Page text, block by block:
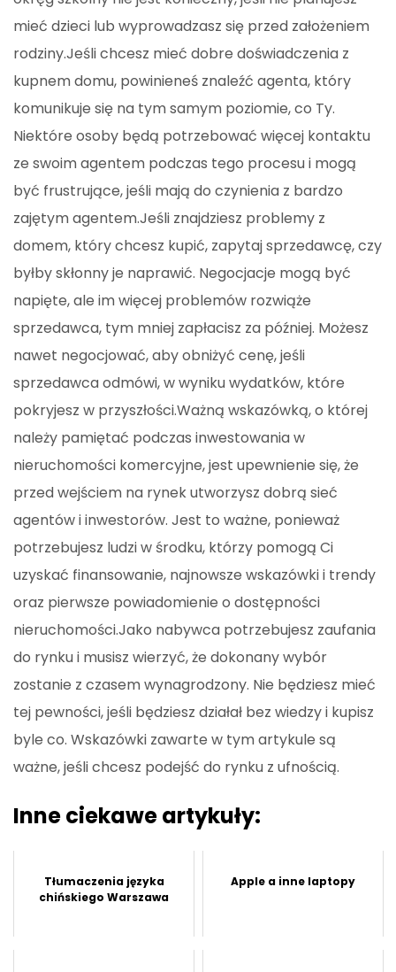
mieć dzieci lub wyprowadzasz się przed założeniem
rodziny.Jeśli chcesz mieć dobre doświadczenia z
kupnem domu, powinieneś znaleźć agenta, który
komunikuje się na tym samym poziomie, co Ty.
Niektóre osoby będą potrzebować więcej kontaktu
ze swoim agentem podczas tego procesu i mogą
być frustrujące, jeśli mają do czynienia z bardzo
zajętym agentem.Jeśli znajdziesz problemy z
domem, który chcesz kupić, zapytaj sprzedawcę, czy
byłby skłonny je naprawić. Negocjacje mogą być
napięte, ale im więcej problemów rozwiąże
sprzedawca, tym mniej zapłacisz za później. Możesz
nawet negocjować, aby obniżyć cenę, jeśli
sprzedawca odmówi, w wyniku wydatków, które
pokryjesz w przyszłości.Ważną wskazówką, o której
należy pamiętać podczas inwestowania w
nieruchomości komercyjne, jest upewnienie się, że
przed wejściem na rynek utworzysz dobrą sieć
agentów i inwestorów. Jest to ważne, ponieważ
potrzebujesz ludzi w środku, którzy pomogą Ci
uzyskać finansowanie, najnowsze wskazówki i trendy
oraz pierwsze powiadomienie o dostępności
nieruchomości.Jako nabywca potrzebujesz zaufania
do rynku i musisz wierzyć, że dokonany wybór
zostanie z czasem wynagrodzony. Nie będziesz mieć
tej pewności, jeśli będziesz działał bez wiedzy i kupisz
byle co. Wskazówki zawarte w tym artykule są
ważne, jeśli chcesz podejść do rynku z ufnością.
Inne ciekawe artykuły:
Tłumaczenia języka
chińskiego Warszawa
Apple a inne laptopy